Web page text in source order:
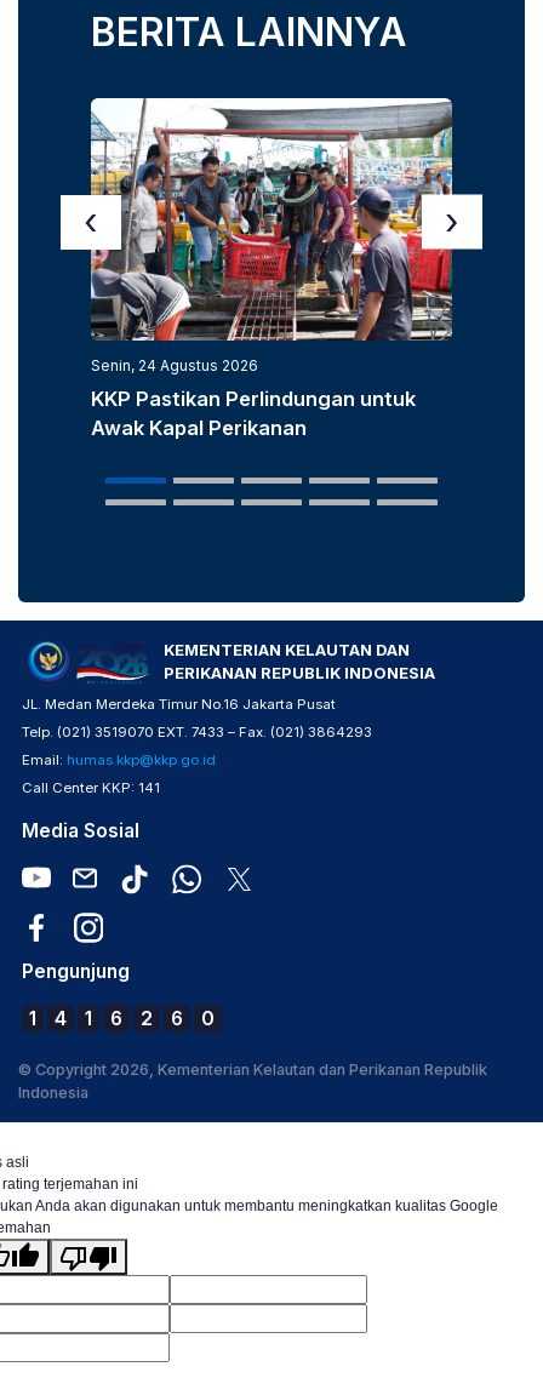
BERITA LAINNYA
Senin, 24 Agustus 2026
KKP Pastikan Perlindungan untuk
Awak Kapal Perikanan
‹ ›
KEMENTERIAN KELAUTAN DAN
PERIKANAN REPUBLIK INDONESIA
JL. Medan Merdeka Timur No.16 Jakarta Pusat
Telp. (021) 3519070 EXT. 7433 – Fax. (021) 3864293
Email: humas.kkp@kkp.go.id
Call Center KKP: 141
Media Sosial
Pengunjung
1 4 1 6 2 6 0
© Copyright 2026, Kementerian Kelautan dan Perikanan Republik
Indonesia
asli
terjemahan ini
Anda akan digunakan untuk membantu meningkatkan kualitas Google